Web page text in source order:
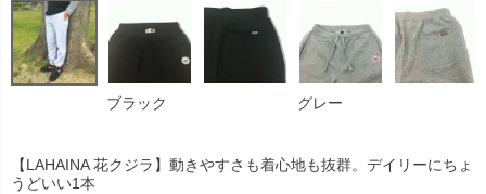
ブラック グレー
【LAHAINA 花クジラ】動きやすさも着心地も抜群。デイリーにちょ
うどいい1本